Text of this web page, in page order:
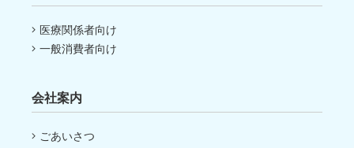
医療関係者向け
一般消費者向け
会社案内
ごあいさつ